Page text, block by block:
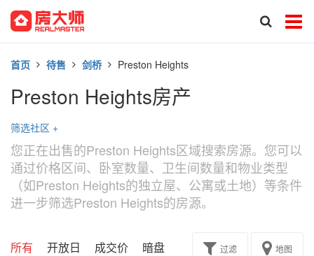
首页 待售 剑桥 Preston Heights
Preston Heights房产
筛选社区 +
您正在出售的Preston Heights区域搜索房源。您可以
通过价格区间、卧室数量、卫生间数量和物业类型
（如Preston Heights的独立屋、公寓或土地）等条件
进一步筛选Preston Heights的房源。
所有 开放日 成交价 暗盘 楼花转让过滤 地图